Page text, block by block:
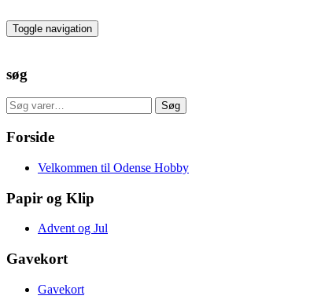
to
the
Toggle navigation
søg
Søg
efter:
Søg
Forside
Velkommen til Odense Hobby
Papir og Klip
Advent og Jul
Gavekort
Gavekort